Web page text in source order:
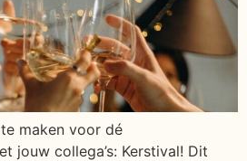
maken voor dé
jouw collega’s: Kerstival! Dit